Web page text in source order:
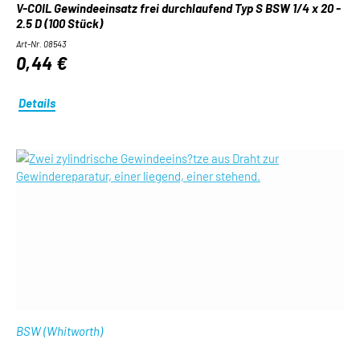
V-COIL Gewindeeinsatz frei durchlaufend Typ S BSW 1/4 x 20 -
2.5 D (100 Stück)
Art-Nr. 08543
0,44 €
Details
BSW (Whitworth)